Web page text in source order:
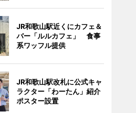
JR和歌山駅近くにカフェ＆
バー「ルルカフェ」 食事
系ワッフル提供
JR和歌山駅改札に公式キャ
ラクター「わーたん」紹介
ポスター設置